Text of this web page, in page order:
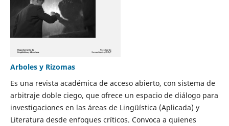
Arboles y Rizomas
Es una revista académica de acceso abierto, con sistema de
arbitraje doble ciego, que ofrece un espacio de diálogo para
investigaciones en las áreas de Lingüística (Aplicada) y
Literatura desde enfoques críticos. Convoca a quienes